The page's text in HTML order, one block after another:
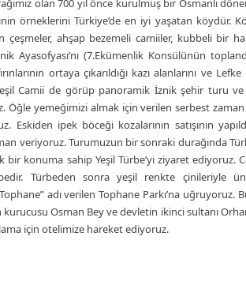
olan 700 yıl önce kurulmuş bir Osmanlı
örneklerini Türkiye’de en iyi yaşatan köydür.
çeşmeler, ahşap bezemeli camiiler, kubbeli bir
(7.Ekümenlik Konsülünün
ortaya çıkarıldığı kazı alanlarını ve Lefke
Camii de görüp panoramik İznik şehir turu ve
Öğle yemeğimizi almak için verilen serbest zaman
ipek böceği kozalarının satışının
veriyoruz. Turumuzun bir sonraki durağında
konuma sahip Yeşil Türbe’yi ziyaret ediyoruz.
Türbeden sonra yeşil renkte çinileriyle
adı verilen Tophane Parkı’na uğruyoruz.
Osman Bey ve devletin ikinci sultanı
için otelimize hareket ediyoruz.